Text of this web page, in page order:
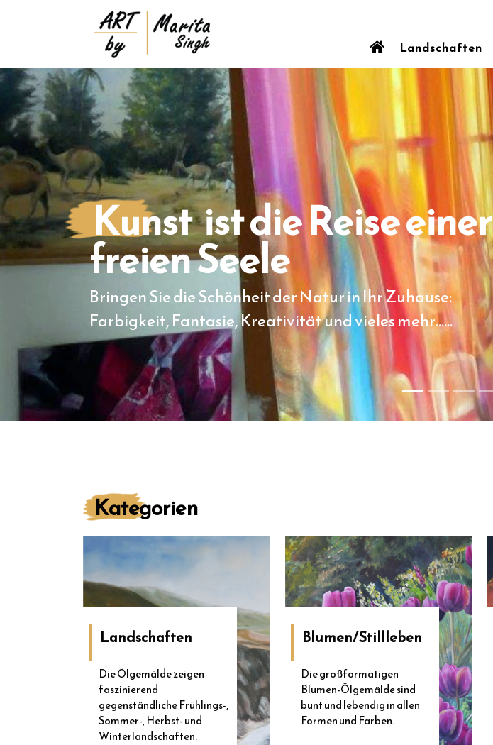
Landschaften
Kunstist die Reise einer
freien Seele
Bringen Sie die Schönheit der Natur in Ihr Zuhause:
Farbigkeit, Fantasie, Kreativität und vieles mehr……
Kategorien
Landschaften
Die Ölgemälde zeigen
faszinierend
gegenständliche Frühlings-,
Sommer-, Herbst- und
Winterlandschaften.
Blumen/Stillleben
Die großformatigen
Blumen-Ölgemälde sind
bunt und lebendig in allen
Formen und Farben.